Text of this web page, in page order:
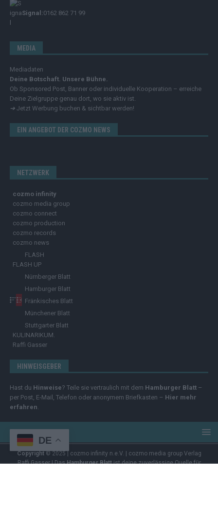
Signal:0162 862 71 99
MEDIA
Mediadaten
Deine Botschaft. Unsere Bühne.
Ob Sponsored Post, Banner oder individuelle Kooperation – erreiche
Deine Zielgruppe genau dort, wo sie aktiv ist.
➔ Jetzt Werbung buchen & sichtbar werden!
EIN ANGEBOT DER COZMO NEWS
NETZWERK
cozmo infinity
cozmo media group
cozmo connect
cozmo production
cozmo records
cozmo news
FLASH
FLASH UP
Nürnberger Blatt
Hamburger Blatt
Fränkisches Blatt
Münchener Blatt
Stuttgarter Blatt
KULINARIKUM.
Raffi Gasser
HINWEISGEBER
Hast du Hinweise? Teile sie vertraulich mit dem Hamburger Blatt –
per Post, E-Mail, Telefon oder anonymem Briefkasten – Hier mehr
erfahren
Copyright© 2025 | cozmo infinity n.e.V. | cozmo media group Verlag
Raffi Gasser | DasHamburger Blattist deine zuverlässige Quelle für
DE